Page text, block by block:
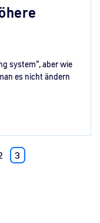
system“, aber wie
es nicht ändern
3